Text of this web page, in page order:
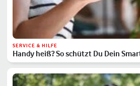
SERVICE & HILFE
Handy heiß? So schützt Du Dein